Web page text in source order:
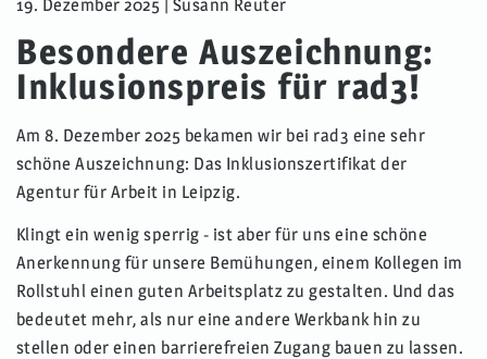
19. Dezember 2025 | Susann Reuter
Besondere Auszeichnung:
Inklusionspreis für rad3!
Am 8. Dezember 2025 bekamen wir bei rad3 eine sehr
schöne Auszeichnung: Das Inklusionszertifikat der
Agentur für Arbeit in Leipzig.
Klingt ein wenig sperrig - ist aber für uns eine schöne
Anerkennung für unsere Bemühungen, einem Kollegen im
Rollstuhl einen guten Arbeitsplatz zu gestalten. Und das
bedeutet mehr, als nur eine andere Werkbank hin zu
stellen oder einen barrierefreien Zugang bauen zu lassen.